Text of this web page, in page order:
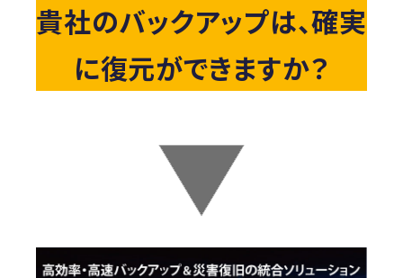
貴社のバックアップは、確実
に復元ができますか？